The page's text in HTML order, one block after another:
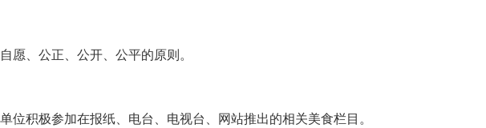
愿、公正、公开、公平的原则。
位积极参加在报纸、电台、电视台、网站推出的相关美食栏目。